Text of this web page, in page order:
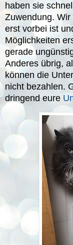
haben sie
Zuwendung.
erst vorbei ist
Möglichkeiten
gerade
Anderes übrig,
können die
nicht bezahlen.
dringend eure